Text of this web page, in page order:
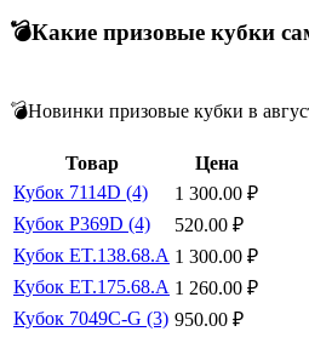
💣Какие призовые кубки
💣Новинки призовые кубки в
Товар
Цена
Кубок 7114D (4)
1 300.00 ₽
Кубок P369D (4)
520.00 ₽
Кубок ET.138.68.A 1 300.00 ₽
Кубок ET.175.68.A 1 260.00 ₽
Кубок 7049C-G (3) 950.00 ₽